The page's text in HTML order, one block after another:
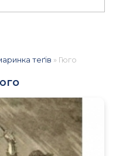
теґів » Гюго